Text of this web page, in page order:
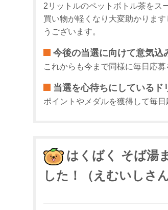
2リットルのペットボトル茶をス
買い物が軽くなり大変助かりま
うございます。
今後の当選に向けて意気込
これからも今まで同様に毎日応募
当選を心待ちにしているド
ポイントやメダルを獲得して毎
はくばく そば湯
した！（えむいしさん